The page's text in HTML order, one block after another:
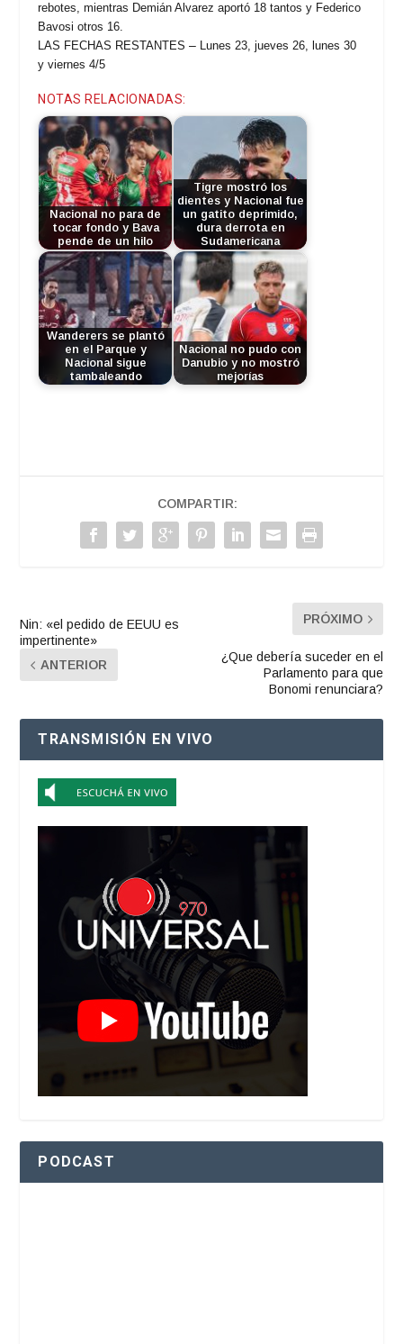
rebotes, mientras Demián Alvarez aportó 18 tantos y Federico
Bavosi otros 16.
LAS FECHAS RESTANTES– Lunes 23, jueves 26, lunes 30
y viernes 4/5
NOTAS RELACIONADAS:
Nacional no para de
tocar fondo y Bava
pende de un hilo
Tigre mostró los
dientes y Nacional fue
un gatito deprimido,
dura derrota en
Sudamericana
Wanderers se plantó
en el Parque y
Nacional sigue
tambaleando
Nacional no pudo con
Danubio y no mostró
mejorías
COMPARTIR:
Nin: «el pedido de EEUU es
impertinente»
ANTERIOR
PRÓXIMO
¿Que debería suceder en el
Parlamento para que
Bonomi renunciara?
TRANSMISIÓN EN VIVO
PODCAST